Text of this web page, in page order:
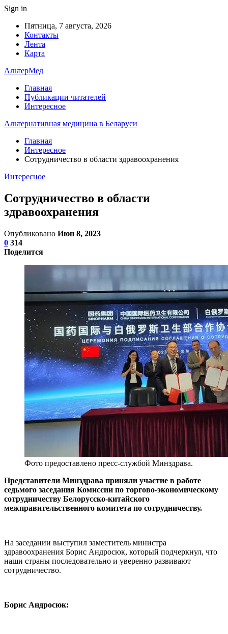
Sign in
Пятница, 7 августа, 2026
Контакты
Лента
Карта
АльтерМед
Главная
Публикации читателей
Интересное
Альтернативная медицина в Беларуси
Главная
Интересное
Сотрудничество в области здравоохранения
Интересное
Сотрудничество в области
здравоохранения
Опубликовано Июн 8, 2023
0 314
Поделится
Фото предоставлено пресс-службой Минздрава.
Представители Минздрава приняли участие в работе
седьмого заседания Комиссии по торгово-экономическому
сотрудничеству Белорусско-китайского
межправительственного комитета по сотрудничеству.
На заседании выступил заместитель министра
здравоохранения Борис Андросюк, который подчеркнул, что
наши страны последовательно и уверенно развивают
сотрудничество.
Борис Андросюк: